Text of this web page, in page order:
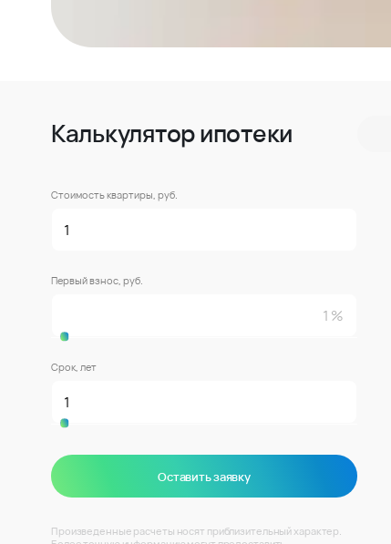
Калькулятор ипотеки
Стоимость квартиры, руб.
Первый взнос, руб.
Срок, лет
Оставить заявку
Произведенные расчеты носят приблизительный характер.